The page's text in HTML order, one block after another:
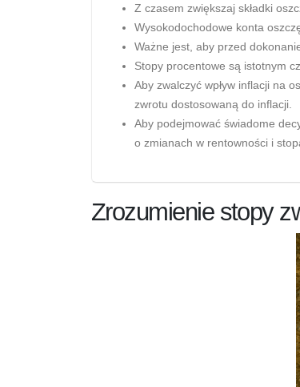
Z czasem zwiększaj składki
Wysokodochodowe konta
Ważne jest, aby przed
Stopy procentowe są istotnym
Aby zwalczyć wpływ inflacji na
zwrotu dostosowaną do inflacji.
Aby podejmować świadome
o zmianach w rentowności i
Zrozumienie stopy